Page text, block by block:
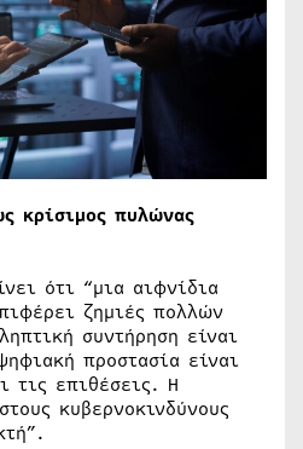
κρίσιμος πυλώνας
ότι “μια αιφνίδια
ζημιές πολλών
συντήρηση είναι
προστασία είναι
τις επιθέσεις. Η
κυβερνοκινδύνους